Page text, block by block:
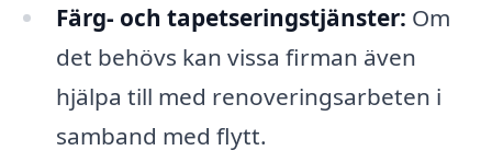
Färg- och tapetseringstjänster: Om
det behövs kan vissa firman även
hjälpa till med renoveringsarbeten i
samband med flytt.